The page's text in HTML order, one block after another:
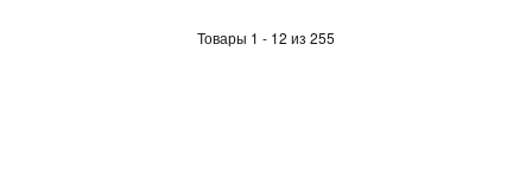
Товары 1 - 12 из 255